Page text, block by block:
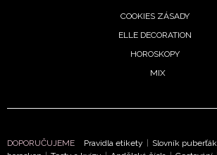
COOKIES ZÁSADY
ELLE DECORATION
HOROSKOPY
MIX
DOPORUČUJEME Pravidla etikety Slovník